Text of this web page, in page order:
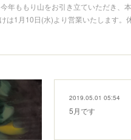
年ももり山をお引き立ていただき、
は1月10日(水)より営業いたします。
2019.05.01 05:54
5月です